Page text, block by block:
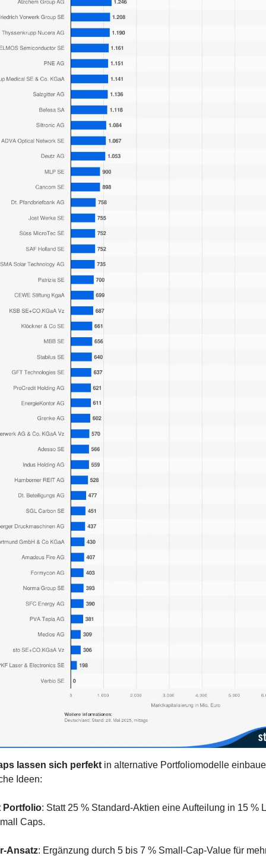
lassen sich perfekt in alternative Portfoliomodelle
Ideen:
Portfolio: Statt 25 % Standard-Aktien eine Aufteilung in 15 %
Caps.
Ansatz: Ergänzung durch 5 bis 7 % Small-Cap-Value für